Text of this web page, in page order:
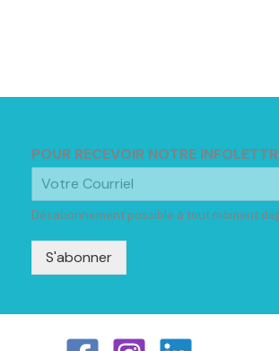
POUR RECEVOIR NOTRE
Désabonnement possible à tout moment
S'abonner